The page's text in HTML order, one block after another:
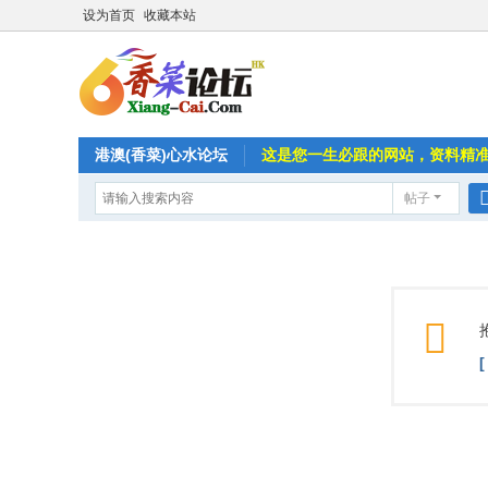
设为首页 收藏本站
港澳(香菜)心水论坛 这是您一生必跟的网站，资料精
帖子
[